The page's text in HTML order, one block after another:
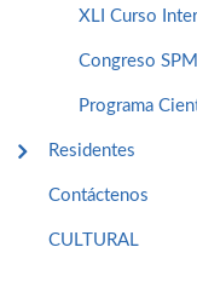
XLI Curso
Congreso
Programa
Residentes
Contáctenos
CULTURAL